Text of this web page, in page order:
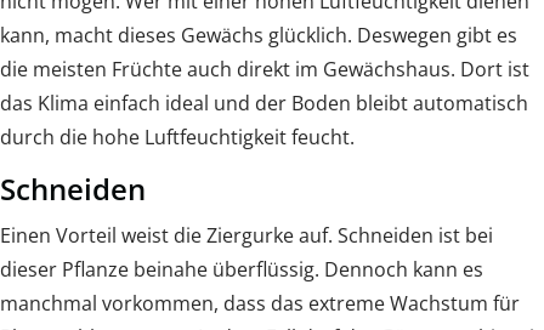
kann, macht dieses Gewächs glücklich. Deswegen gibt es
die meisten Früchte auch direkt im Gewächshaus. Dort ist
das Klima einfach ideal und der Boden bleibt automatisch
durch die hohe Luftfeuchtigkeit feucht.
Schneiden
Einen Vorteil weist die Ziergurke auf. Schneiden ist bei
dieser Pflanze beinahe überflüssig. Dennoch kann es
manchmal vorkommen, dass das extreme Wachstum für